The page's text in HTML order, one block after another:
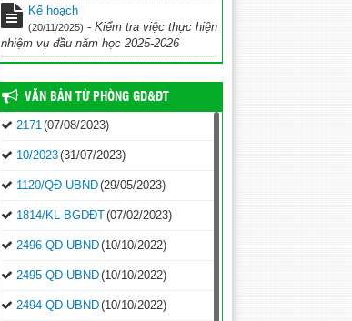
Kế hoạch hoạt động CLB TDTD
2025-2026 (11/10/2025)
Kế hoạch
(20/11/2025) - Kiểm tra việc thực hiện
nhiệm vụ đầu năm học 2025-2026
VĂN BẢN TỪ PHÒNG GD&ĐT
2171(07/08/2023)
10/2023(31/07/2023)
1120/QĐ-UBND(29/05/2023)
1814/KL-BGDĐT(07/02/2023)
2496-QD-UBND(10/10/2022)
2495-QD-UBND(10/10/2022)
2494-QD-UBND(10/10/2022)